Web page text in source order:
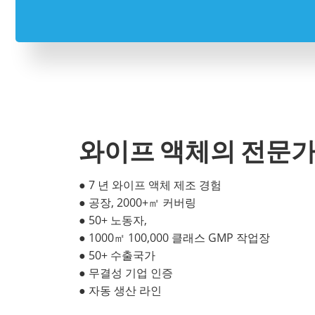
와이프 액체의 전문
● 7 년 와이프 액체 제조 경험
● 공장, 2000+㎡ 커버링
● 50+ 노동자,
● 1000㎡ 100,000 클래스 GMP 작업장
● 50+ 수출국가
● 무결성 기업 인증
● 자동 생산 라인